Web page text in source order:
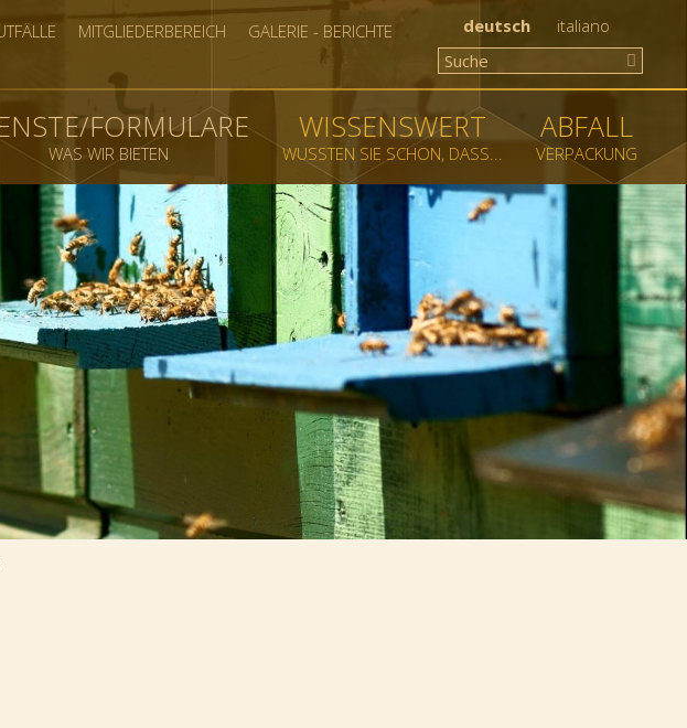
MITGLIEDERBEREICH GALERIE - BERICHTE deutsch italiano
FORMULARE
WAS WIR BIETEN
WISSENSWERT
WUSSTEN SIE SCHON, DASS...
ABFALL
VERPACKUNG